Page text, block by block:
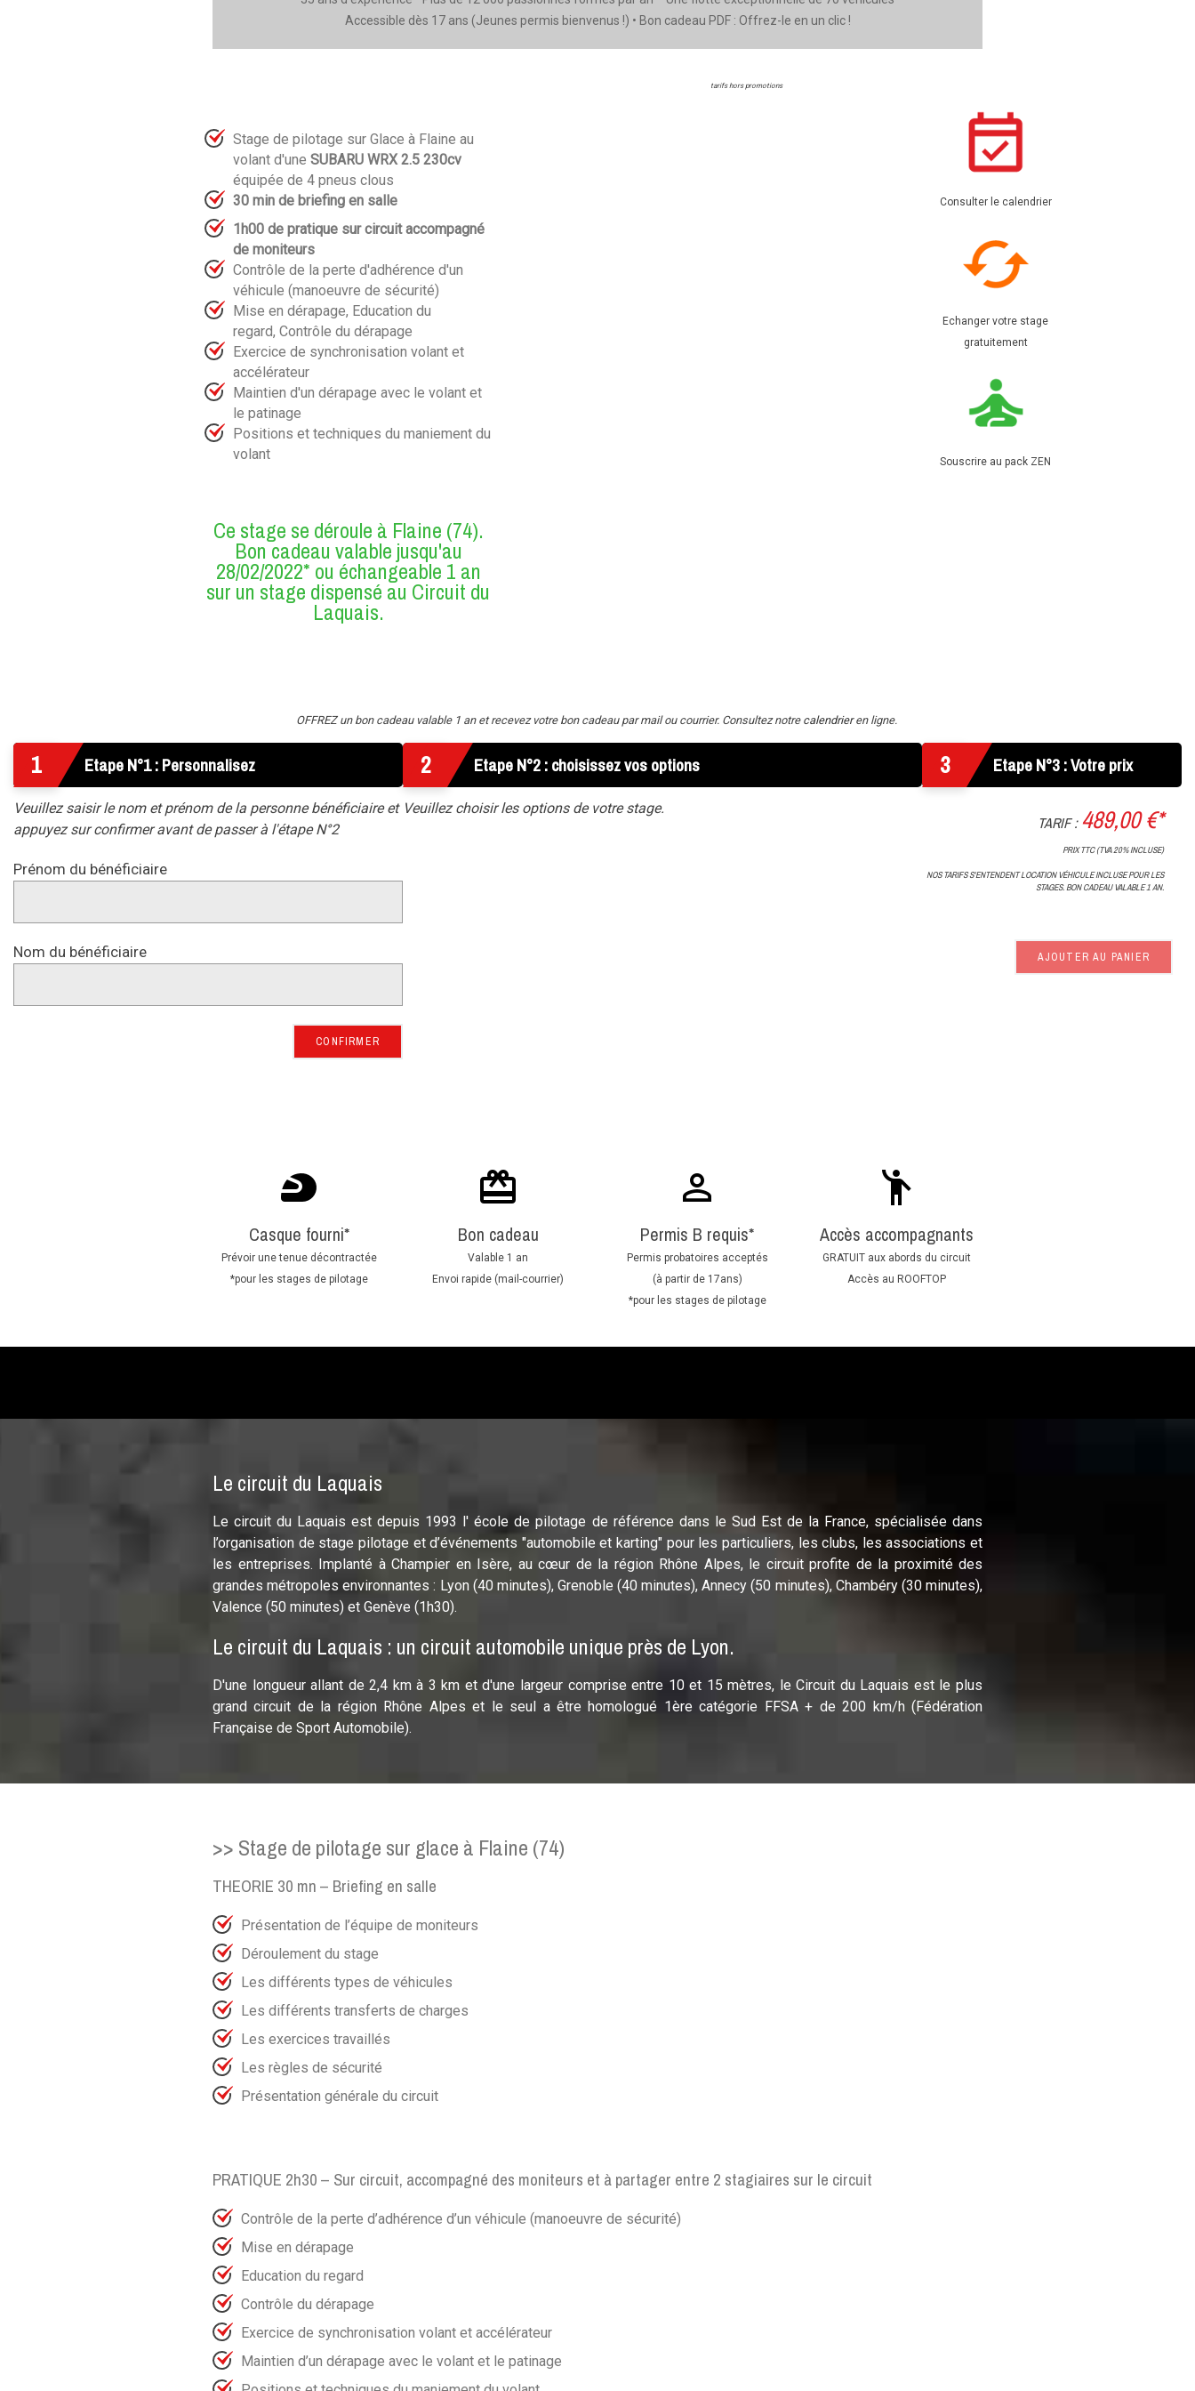
Accessible dès 17 ans (Jeunes permis bienvenus !) • Bon cadeau PDF : Offrez-le en un clic !
Stage de pilotage sur Glace à Flaine au
volant d'uneSUBARU WRX 2.5 230cv
équipée de 4 pneus clous
30 min de briefing en salle
1h00 de pratique sur circuit accompagné
de moniteurs
Contrôle de la perte d'adhérence d'un
véhicule (manoeuvre de sécurité)
Mise en dérapage, Education du
regard, Contrôle du dérapage
Exercice de synchronisation volant et
accélérateur
Maintien d'un dérapage avec le volant et
le patinage
Positions et techniques du maniement du
volant
Ce stage se déroule à Flaine (74).
Bon cadeau valable jusqu'au
28/02/2022* ou échangeable 1 an
sur un stage dispensé au Circuit du
Laquais.
tarifs hors promotions
Consulter le calendrier
Echanger votre stage
gratuitement
Souscrire au pack ZEN
OFFREZ un bon cadeau valable 1 an et recevez votre bon cadeau par mail ou courrier. Consultez notre calendrieren ligne.
1 Etape N°1 : Personnalisez
Veuillez saisir le nom et prénom de la personne bénéficiaire et
appuyez sur confirmer avant de passer à l'étape N°2
Prénom du bénéficiaire
Nom du bénéficiaire
CONFIRMER
2 Etape N°2 : choisissez vos options
Veuillez choisir les options de votre stage.
3 Etape N°3 : Votre prix
TARIF :489,00 €*
PRIX TTC (TVA 20% INCLUSE)
NOS TARIFS S'ENTENDENT LOCATION VÉHICULE INCLUSE POUR LES
STAGES. BON CADEAU VALABLE 1 AN.
AJOUTER AU PANIER
Casque fourni*
Prévoir une tenue décontractée
*pour les stages de pilotage
Bon cadeau
Valable 1 an
Envoi rapide (mail-courrier)
Permis B requis*
Permis probatoires acceptés
(à partir de 17ans)
*pour les stages de pilotage
Accès accompagnants
GRATUIT aux abords du circuit
Accès au ROOFTOP
Le circuit du Laquais
Le circuit du Laquais est depuis 1993 l' école de pilotage de référence dans le Sud Est de la France, spécialisée dans
l’organisation de stage pilotage et d’événements "automobile et karting" pour les particuliers, les clubs, les associations et
les entreprises. Implanté à Champier en Isère, au cœur de la région Rhône Alpes, le circuit profite de la proximité des
grandes métropoles environnantes : Lyon (40 minutes), Grenoble (40 minutes), Annecy (50 minutes), Chambéry (30 minutes),
Valence (50 minutes) et Genève (1h30).
Le circuit du Laquais : un circuit automobile unique près de Lyon.
D'une longueur allant de 2,4 km à 3 km et d'une largeur comprise entre 10 et 15 mètres, le Circuit du Laquais est le plus
grand circuit de la région Rhône Alpes et le seul a être homologué 1ère catégorie FFSA + de 200 km/h (Fédération
Française de Sport Automobile).
>> Stage de pilotage sur glace à Flaine (74)
THEORIE 30 mn – Briefing en salle
Présentation de l’équipe de moniteurs
Déroulement du stage
Les différents types de véhicules
Les différents transferts de charges
Les exercices travaillés
Les règles de sécurité
Présentation générale du circuit
PRATIQUE 2h30 – Sur circuit, accompagné des moniteurs et à partager entre 2 stagiaires sur le circuit
Contrôle de la perte d’adhérence d’un véhicule (manoeuvre de sécurité)
Mise en dérapage
Education du regard
Contrôle du dérapage
Exercice de synchronisation volant et accélérateur
Maintien d’un dérapage avec le volant et le patinage